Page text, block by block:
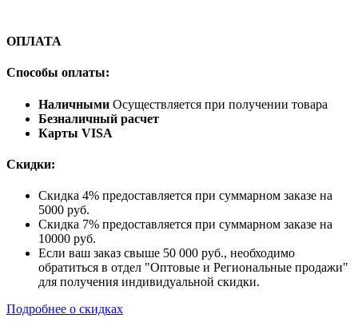
ОПЛАТА
Способы оплаты:
Наличными Осуществляется при получении товара
Безналичный расчет
Карты VISA
Скидки:
Скидка 4% предоставляется при суммарном заказе на
5000 руб.
Скидка 7% предоставляется при суммарном заказе на
10000 руб.
Если ваш заказ свыше 50 000 руб., необходимо
обратиться в отдел "Оптовые и Региональные продажи"
для получения индивидуальной скидки.
Подробнее о скидках